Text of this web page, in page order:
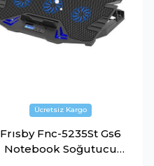
Frısby Fnc-5235St Gs6
Notebook Soğutucu